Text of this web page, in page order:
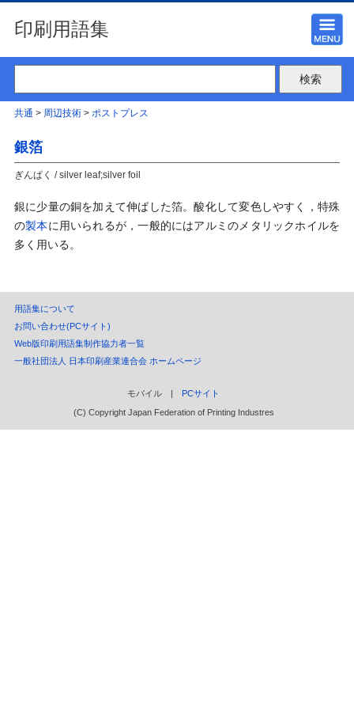
印刷用語集
共通 > 周辺技術> ポストプレス
銀箔
ぎんぱく / silver leaf;silver foil
銀に少量の銅を加えて伸ばした箔。酸化して変色しやすく，特殊
の製本に用いられるが，一般的にはアルミのメタリックホイルを
多く用いる。
用語集について
お問い合わせ(PCサイト)
Web版印刷用語集制作協力者一覧
一般社団法人 日本印刷産業連合会 ホームページ
モバイル | PCサイト
(C) Copyright Japan Federation of Printing Industres